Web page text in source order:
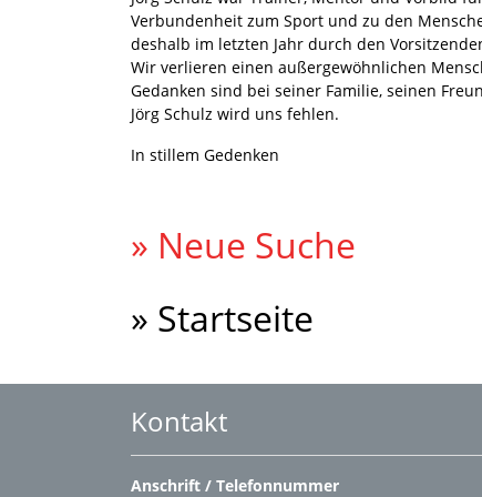
Verbundenheit zum Sport und zu den
deshalb im letzten Jahr durch den
Wir verlieren einen außergewöhnlichen
Gedanken sind bei seiner Familie, seinen
Jörg Schulz wird uns fehlen.
In stillem Gedenken
» Neue Suche
» Startseite
Kontakt
Anschrift / Telefonnummer